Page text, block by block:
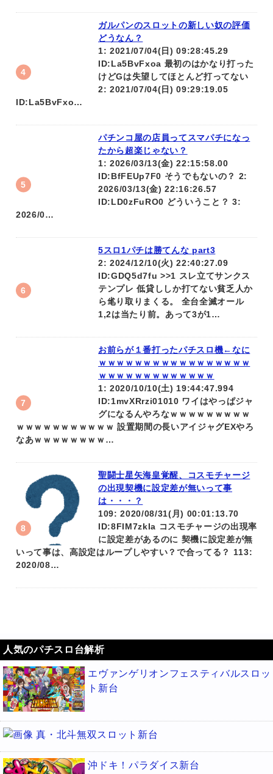
ガルパンのスロットの新しい奴の評価
どうなん？
1: 2021/07/04(日) 09:28:45.29
ID:La5BvFxoa 最初のはかなり打った
けどGは失望してほとんど打ってない
2: 2021/07/04(日) 09:29:19.05
ID:La5BvFxo…
パチンコ屋の店員ってスマパチになっ
たから超楽じゃない？
1: 2026/03/13(金) 22:15:58.00
ID:BfFEUp7F0 そうでもないの？ 2:
2026/03/13(金) 22:16:26.57
ID:LD0zFuRO0 どういうこと？ 3:
2026/0…
5スロ1パチは勝てんな part3
2: 2024/12/10(火) 22:40:27.09
ID:GDQ5d7fu >>1 スレ立てサンクス
テンプレ 低貸ししか打てない貧乏人か
ら毟り取りまくる。 全台全滅オール
1,2は当たり前。あって3が1…
お前らが１番打ったパチスロ機←なに
ｗｗｗｗｗｗｗｗｗｗｗｗｗｗｗｗｗ
ｗｗｗｗｗｗｗｗｗｗｗｗｗ
1: 2020/10/10(土) 19:44:47.994
ID:1mvXRrzi01010 ワイはやっぱジャ
グになるんやろなｗｗｗｗｗｗｗｗｗ
ｗｗｗｗｗｗｗｗｗｗｗ 設置期間の長いアイジャグEXやろ
なあｗｗｗｗｗｗｗｗ…
聖闘士星矢海皇覚醒、コスモチャージ
の出現契機に設定差が無いって事
は・・・？
109: 2020/08/31(月) 00:01:13.70
ID:8FIM7zkIa コスモチャージの出現率
に設定差があるのに 契機に設定差が無
いって事は、高設定はループしやすい？で合ってる？ 113:
2020/08…
人気のパチスロ台解析
エヴァンゲリオンフェスティバルスロッ
ト新台
真・北斗無双スロット新台
沖ドキ！パラダイス新台